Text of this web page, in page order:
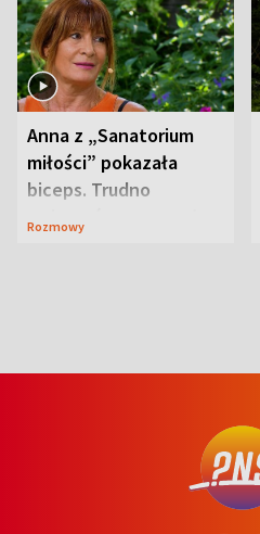
Anna z „Sanatorium
miłości” pokazała
biceps. Trudno
uwierzyć, co przeszła
Rozmowy